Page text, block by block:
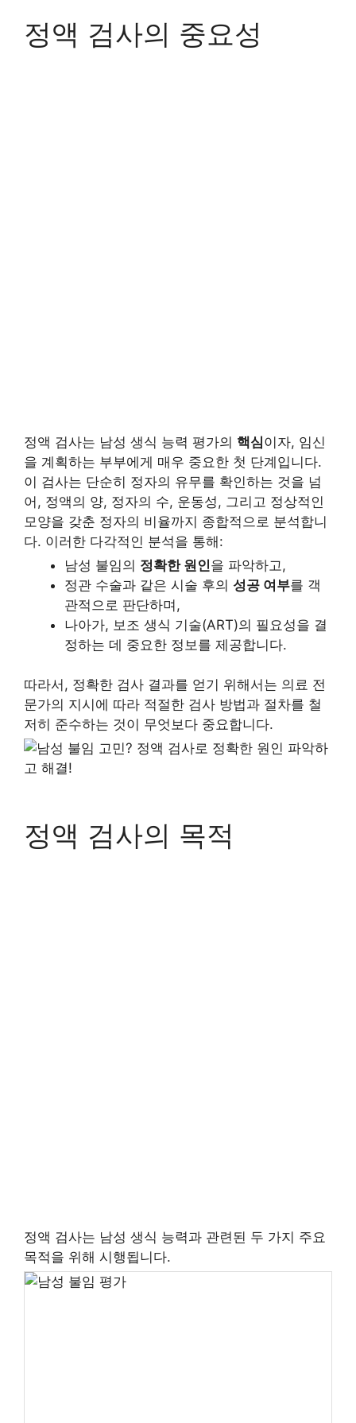
정액 검사의 중요성
정액 검사는 남성 생식 능력 평가의 핵심이자, 임신
을 계획하는 부부에게 매우 중요한 첫 단계입니다.
이 검사는 단순히 정자의 유무를 확인하는 것을 넘
어, 정액의 양, 정자의 수, 운동성, 그리고 정상적인
모양을 갖춘 정자의 비율까지 종합적으로 분석합니
다. 이러한 다각적인 분석을 통해:
남성 불임의 정확한 원인을 파악하고,
정관 수술과 같은 시술 후의 성공 여부를 객
관적으로 판단하며,
나아가, 보조 생식 기술(ART)의 필요성을 결
정하는 데 중요한 정보를 제공합니다.
따라서, 정확한 검사 결과를 얻기 위해서는 의료 전
문가의 지시에 따라 적절한 검사 방법과 절차를 철
저히 준수하는 것이 무엇보다 중요합니다.
정액 검사의 목적
정액 검사는 남성 생식 능력과 관련된 두 가지 주요
목적을 위해 시행됩니다.